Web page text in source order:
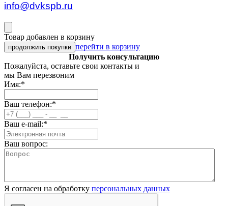
info@dvkspb.ru
Товар добавлен в корзину
продолжить покупки перейти в корзину
Получить консультацию
Пожалуйста, оставьте свои контакты и
мы Вам перезвоним
Имя:*
Ваш телефон:*
Ваш e-mail:*
Ваш вопрос:
Я согласен на обработку персональных данных